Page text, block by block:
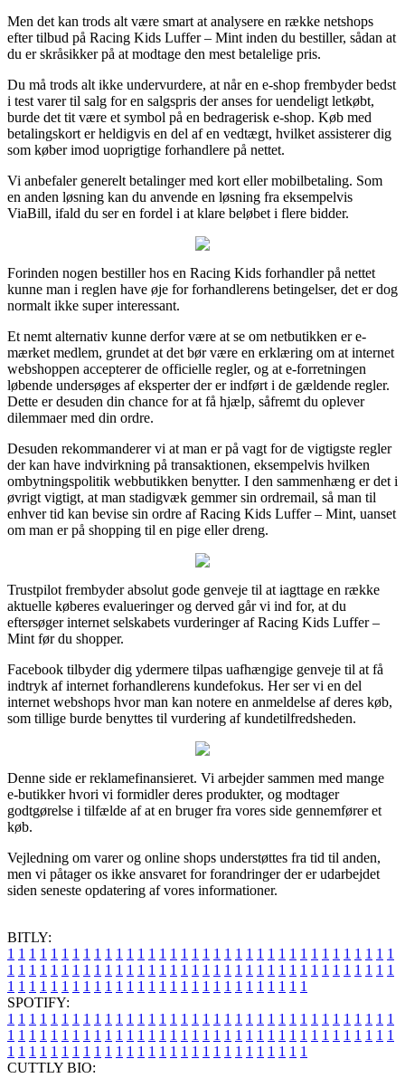
Men det kan trods alt være smart at analysere en række netshops
efter tilbud på Racing Kids Luffer – Mint inden du bestiller, sådan at
du er skråsikker på at modtage den mest betalelige pris.
Du må trods alt ikke undervurdere, at når en e-shop frembyder bedst
i test varer til salg for en salgspris der anses for uendeligt letkøbt,
burde det tit være et symbol på en bedragerisk e-shop. Køb med
betalingskort er heldigvis en del af en vedtægt, hvilket assisterer dig
som køber imod uoprigtige forhandlere på nettet.
Vi anbefaler generelt betalinger med kort eller mobilbetaling. Som
en anden løsning kan du anvende en løsning fra eksempelvis
ViaBill, ifald du ser en fordel i at klare beløbet i flere bidder.
Forinden nogen bestiller hos en Racing Kids forhandler på nettet
kunne man i reglen have øje for forhandlerens betingelser, det er dog
normalt ikke super interessant.
Et nemt alternativ kunne derfor være at se om netbutikken er e-
mærket medlem, grundet at det bør være en erklæring om at internet
webshoppen accepterer de officielle regler, og at e-forretningen
løbende undersøges af eksperter der er indført i de gældende regler.
Dette er desuden din chance for at få hjælp, såfremt du oplever
dilemmaer med din ordre.
Desuden rekommanderer vi at man er på vagt for de vigtigste regler
der kan have indvirkning på transaktionen, eksempelvis hvilken
ombytningspolitik webbutikken benytter. I den sammenhæng er det i
øvrigt vigtigt, at man stadigvæk gemmer sin ordremail, så man til
enhver tid kan bevise sin ordre af Racing Kids Luffer – Mint, uanset
om man er på shopping til en pige eller dreng.
Trustpilot frembyder absolut gode genveje til at iagttage en række
aktuelle køberes evalueringer og derved går vi ind for, at du
eftersøger internet selskabets vurderinger af Racing Kids Luffer –
Mint før du shopper.
Facebook tilbyder dig ydermere tilpas uafhængige genveje til at få
indtryk af internet forhandlerens kundefokus. Her ser vi en del
internet webshops hvor man kan notere en anmeldelse af deres køb,
som tillige burde benyttes til vurdering af kundetilfredsheden.
Denne side er reklamefinansieret. Vi arbejder sammen med mange
e-butikker hvori vi formidler deres produkter, og modtager
godtgørelse i tilfælde af at en bruger fra vores side gennemfører et
køb.
Vejledning om varer og online shops understøttes fra tid til anden,
men vi påtager os ikke ansvaret for forandringer der er udarbejdet
siden seneste opdatering af vores informationer.
BITLY:
1 1 1 1 1 1 1 1 1 1 1 1 1 1 1 1 1 1 1 1 1 1 1 1 1 1 1 1 1 1 1 1 1 1 1 1
1 1 1 1 1 1 1 1 1 1 1 1 1 1 1 1 1 1 1 1 1 1 1 1 1 1 1 1 1 1 1 1 1 1 1 1
1 1 1 1 1 1 1 1 1 1 1 1 1 1 1 1 1 1 1 1 1 1 1 1 1 1 1 1
SPOTIFY:
1 1 1 1 1 1 1 1 1 1 1 1 1 1 1 1 1 1 1 1 1 1 1 1 1 1 1 1 1 1 1 1 1 1 1 1
1 1 1 1 1 1 1 1 1 1 1 1 1 1 1 1 1 1 1 1 1 1 1 1 1 1 1 1 1 1 1 1 1 1 1 1
1 1 1 1 1 1 1 1 1 1 1 1 1 1 1 1 1 1 1 1 1 1 1 1 1 1 1 1
CUTTLY BIO: